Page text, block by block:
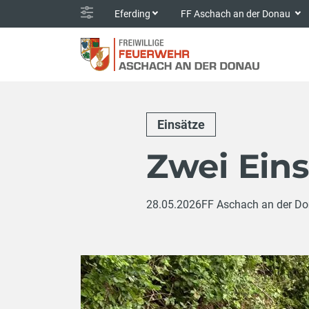
Eferding FF Aschach an der Donau
Einsätze
Zwei
28.05.2026FF Aschach an der